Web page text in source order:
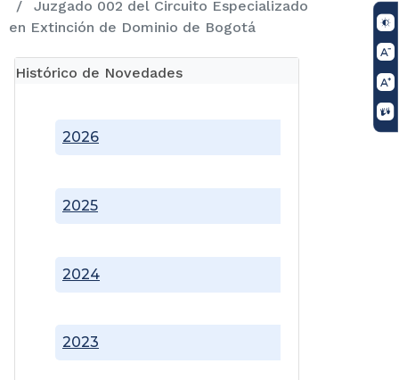
Juzgado 002 del Circuito Especializado
en Extinción de Dominio de Bogotá
Histórico de Novedades
2023
2024
2025
2026